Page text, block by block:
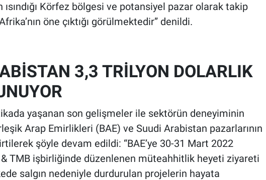
Körfez bölgesi ve potansiyel pazar olarak takip
öne çıktığı görülmektedir” denildi.
3,3 TRİLYON DOLARLIK
yaşanan son gelişmeler ile sektörün deneyiminin
Arap Emirlikleri (BAE) ve Suudi Arabistan pazarlarının
şöyle devam edildi: “BAE’ye 30-31 Mart 2022
TMB işbirliğinde düzenlenen müteahhitlik heyeti ziyareti
salgın nedeniyle durdurulan projelerin hayata